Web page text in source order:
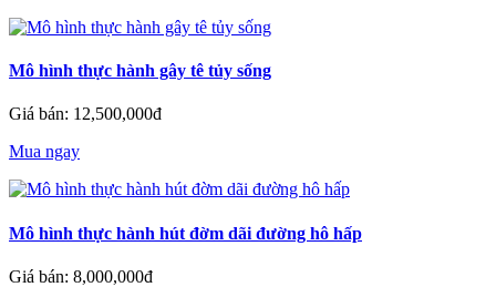
Mô hình thực hành gây tê tủy sống
Giá bán: 12,500,000đ
Mua ngay
Mô hình thực hành hút đờm dãi đường hô hấp
Giá bán: 8,000,000đ